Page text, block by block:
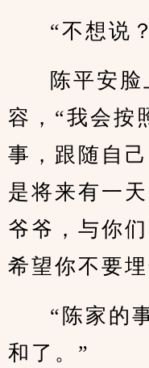
“不想说
陈平安
容，“我会按
事，跟随自
是将来有一
爷爷，与你
希望你不要
“陈家的
和了。”